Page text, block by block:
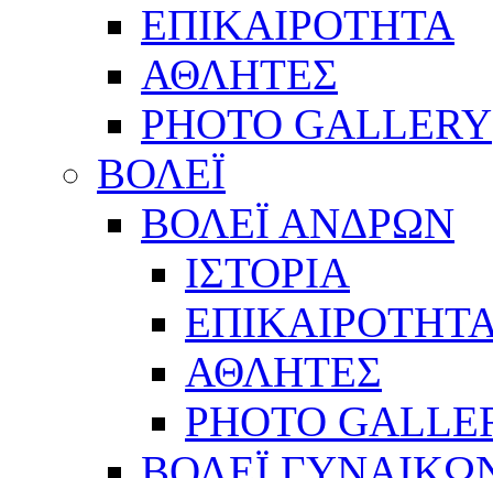
ΕΠΙΚΑΙΡΟΤΗΤΑ
ΑΘΛΗΤΕΣ
PHOTO GALLERY
ΒΟΛΕΪ
ΒΟΛΕΪ ΑΝΔΡΩΝ
ΙΣΤΟΡΙΑ
ΑΘΛΗΤΕΣ
PHOTO